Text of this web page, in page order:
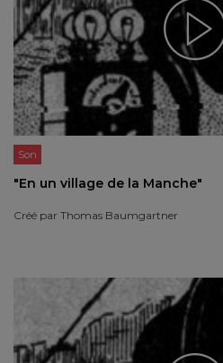
Son
"En un village de la Manche"
Créé par Thomas Baumgartner